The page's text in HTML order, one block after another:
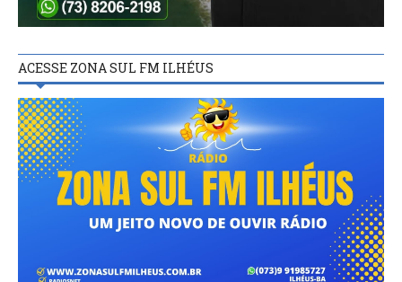
ACESSE ZONA SUL FM ILHÉUS